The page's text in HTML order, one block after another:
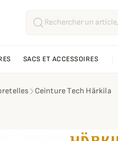
SACS ET ACCESSOIRES
Ceinture Tech Härkila